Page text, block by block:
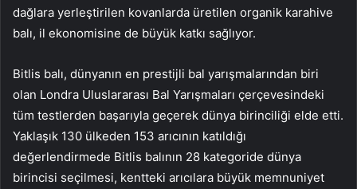
dağlara yerleştirilen kovanlarda üretilen organik karahive
balı, il ekonomisine de büyük katkı sağlıyor.
Bitlis balı, dünyanın en prestijli bal yarışmalarından biri
olan Londra Uluslararası Bal Yarışmaları çerçevesindeki
tüm testlerden başarıyla geçerek dünya birinciliği elde etti.
Yaklaşık 130 ülkeden 153 arıcının katıldığı
değerlendirmede Bitlis balının 28 kategoride dünya
birincisi seçilmesi, kentteki arıcılara büyük memnuniyet